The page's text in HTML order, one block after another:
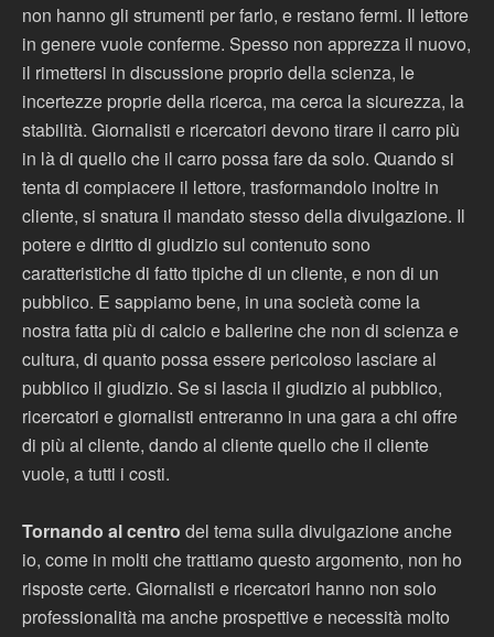
non hanno gli strumenti per farlo, e restano fermi. Il lettore
in genere vuole conferme. Spesso non apprezza il nuovo,
il rimettersi in discussione proprio della scienza, le
incertezze proprie della ricerca, ma cerca la sicurezza, la
stabilità. Giornalisti e ricercatori devono tirare il carro più
in là di quello che il carro possa fare da solo. Quando si
tenta di compiacere il lettore, trasformandolo inoltre in
cliente, si snatura il mandato stesso della divulgazione. Il
potere e diritto di giudizio sul contenuto sono
caratteristiche di fatto tipiche di un cliente, e non di un
pubblico. E sappiamo bene, in una società come la
nostra fatta più di calcio e ballerine che non di scienza e
cultura, di quanto possa essere pericoloso lasciare al
pubblico il giudizio. Se si lascia il giudizio al pubblico,
ricercatori e giornalisti entreranno in una gara a chi offre
di più al cliente, dando al cliente quello che il cliente
vuole, a tutti i costi.
Tornando al centro del tema sulla divulgazione anche
io, come in molti che trattiamo questo argomento, non ho
risposte certe. Giornalisti e ricercatori hanno non solo
professionalità ma anche prospettive e necessità molto